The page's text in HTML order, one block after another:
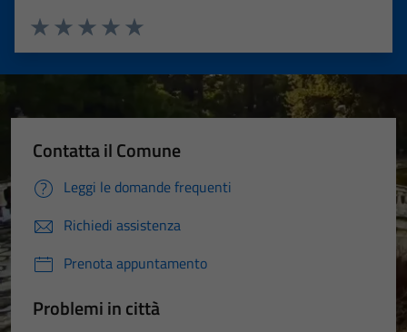
Valuta 5 stelle su 5
Valuta 4 stelle su 5
Valuta 3 stelle su 5
Valuta 2 stelle su 5
Valuta 1 stelle su 5
Contatta il Comune
Leggi le domande frequenti
Richiedi assistenza
Prenota appuntamento
Problemi in città